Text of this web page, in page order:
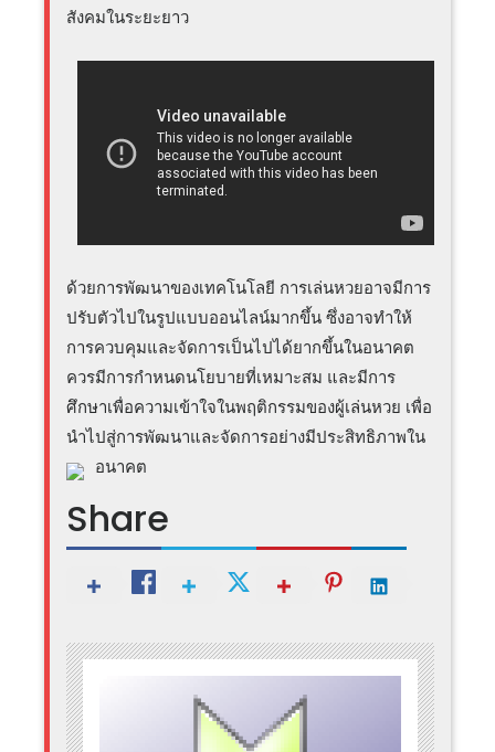
สังคมในระยะยาว
ด้วยการพัฒนาของเทคโนโลยี การเล่นหวยอาจมีการ
ปรับตัวไปในรูปแบบออนไลน์มากขึ้น ซึ่งอาจทำให้
การควบคุมและจัดการเป็นไปได้ยากขึ้นในอนาคต
ควรมีการกำหนดนโยบายที่เหมาะสม และมีการ
ศึกษาเพื่อความเข้าใจในพฤติกรรมของผู้เล่นหวย เพื่อ
นำไปสู่การพัฒนาและจัดการอย่างมีประสิทธิภาพใน
อนาคต
Share